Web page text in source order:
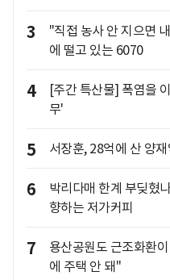
3
"직접 농사 안 지으면
에 떨고 있는 6070
4
[주간 특산물] 폭염을
무'
5 서장훈, 28억에 산 양
6
박리다매 한계 부딪혔
향하는 저가커피
7
용산공원도 근조화환
에 주택 안 돼"